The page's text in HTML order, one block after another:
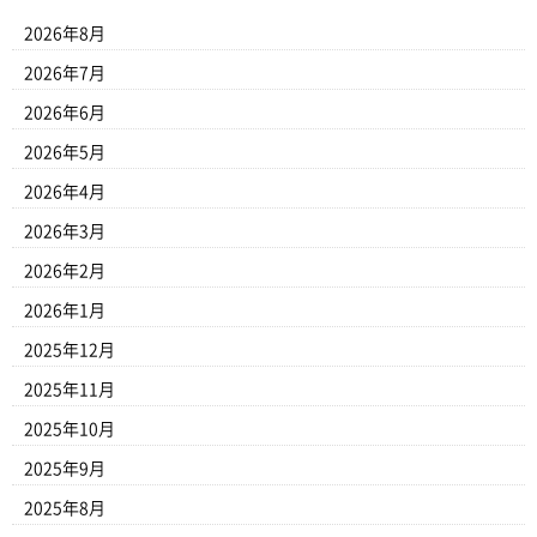
2026年8月
2026年7月
2026年6月
2026年5月
2026年4月
2026年3月
2026年2月
2026年1月
2025年12月
2025年11月
2025年10月
2025年9月
2025年8月